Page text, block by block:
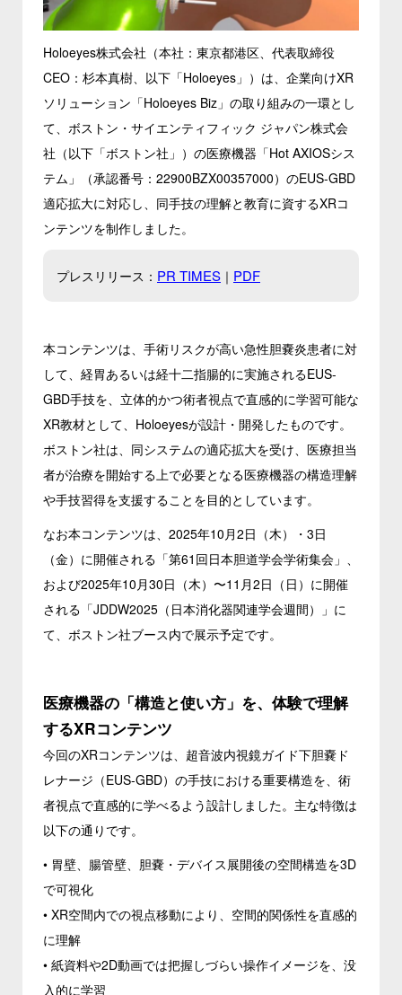
Holoeyes株式会社（本社：東京都港区、代表取締役
CEO：杉本真樹、以下「Holoeyes」）は、企業向けXR
ソリューション「Holoeyes Biz」の取り組みの一環とし
て、ボストン・サイエンティフィック ジャパン株式会
社（以下「ボストン社」）の医療機器「Hot AXIOSシス
テム」（承認番号：22900BZX00357000）のEUS-GBD
適応拡大に対応し、同手技の理解と教育に資するXRコ
ンテンツを制作しました。
プレスリリース： PR TIMES ｜ PDF
本コンテンツは、手術リスクが高い急性胆嚢炎患者に対
して、経胃あるいは経十二指腸的に実施されるEUS-
GBD手技を、立体的かつ術者視点で直感的に学習可能な
XR教材として、Holoeyesが設計・開発したものです。
ボストン社は、同システムの適応拡大を受け、医療担当
者が治療を開始する上で必要となる医療機器の構造理解
や手技習得を支援することを目的としています。
なお本コンテンツは、2025年10月2日（木）・3日
（金）に開催される「第61回日本胆道学会学術集会」、
および2025年10月30日（木）〜11月2日（日）に開催
される「JDDW2025（日本消化器関連学会週間）」に
て、ボストン社ブース内で展示予定です。
医療機器の「構造と使い方」を、体験で理解
するXRコンテンツ
今回のXRコンテンツは、超音波内視鏡ガイド下胆嚢ド
レナージ（EUS-GBD）の手技における重要構造を、術
者視点で直感的に学べるよう設計しました。主な特徴は
以下の通りです。
• 胃壁、腸管壁、胆嚢・デバイス展開後の空間構造を3D
で可視化
• XR空間内での視点移動により、空間的関係性を直感的
に理解
• 紙資料や2D動画では把握しづらい操作イメージを、没
入的に学習